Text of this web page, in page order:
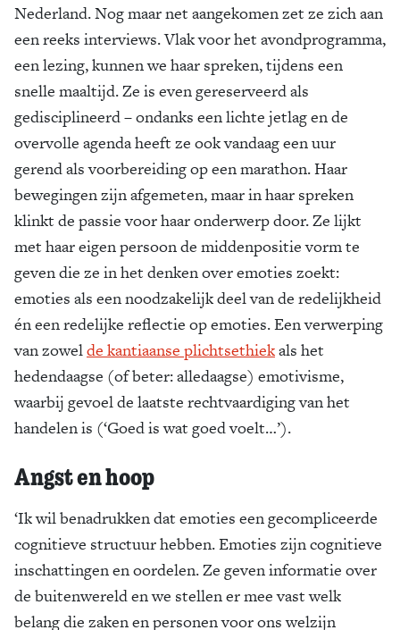
Nederland. Nog maar net aangekomen zet ze zich aan
een reeks interviews. Vlak voor het avondprogramma,
een lezing, kunnen we haar spreken, tijdens een
snelle maaltijd. Ze is even gereserveerd als
gedisciplineerd – ondanks een lichte jetlag en de
overvolle agenda heeft ze ook vandaag een uur
gerend als voorbereiding op een marathon. Haar
bewegingen zijn afgemeten, maar in haar spreken
klinkt de passie voor haar onderwerp door. Ze lijkt
met haar eigen persoon de middenpositie vorm te
geven die ze in het denken over emoties zoekt:
emoties als een noodzakelijk deel van de redelijkheid
én een redelijke reflectie op emoties. Een verwerping
van zowelde kantiaanse plichtsethiekals het
hedendaagse (of beter: alledaagse) emotivisme,
waarbij gevoel de laatste rechtvaardiging van het
handelen is (‘Goed is wat goed voelt…’).
Angst en hoop
‘Ik wil benadrukken dat emoties een gecompliceerde
cognitieve structuur hebben. Emoties zijn cognitieve
inschattingen en oordelen. Ze geven informatie over
de buitenwereld en we stellen er mee vast welk
belang die zaken en personen voor ons welzijn